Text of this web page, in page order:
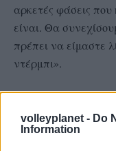
volleyplanet - Do
Information
αρκετές φάσεις
είναι. Θα
πρέπει να είμαστε
ντέρμπι».